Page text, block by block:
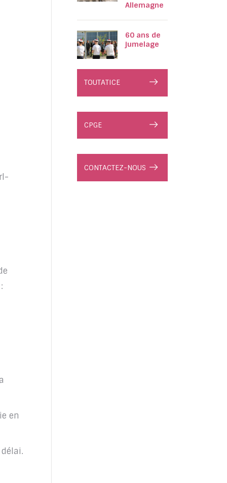
en
Allemagne
60 ans de
jumelage
TOUTATICE
CPGE
CONTACTEZ-NOUS